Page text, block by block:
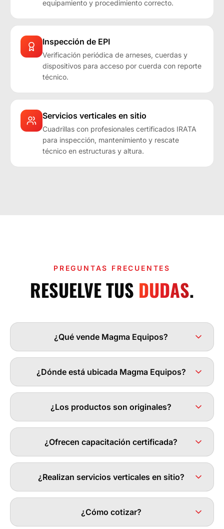
equipamiento y procedimiento correcto.
Inspección de EPI
Verificación periódica de arneses, cuerdas y
dispositivos para acceso por cuerda con reporte
técnico.
Servicios verticales en sitio
Cuadrillas con profesionales certificados IRATA
para inspección, mantenimiento y rescate
técnico en estructuras y altura.
PREGUNTAS FRECUENTES
RESUELVE TUS DUDAS.
¿Qué vende Magma Equipos?
¿Dónde está ubicada Magma Equipos?
¿Los productos son originales?
¿Ofrecen capacitación certificada?
¿Realizan servicios verticales en sitio?
¿Cómo cotizar?